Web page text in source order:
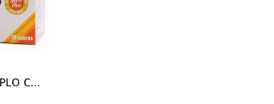
MERITENE PACK DUPLO CHOCOLATE 30 SOBRES